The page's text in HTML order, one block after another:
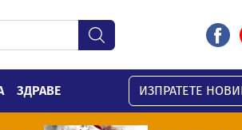
ЗДРАВЕ ИЗПРАТЕТЕ